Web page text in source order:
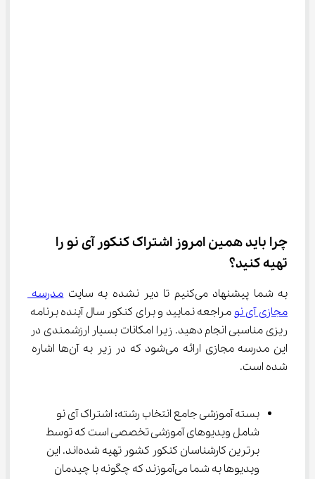
چرا باید همین امروز اشتراک کنکور آی نو را
تهیه کنید؟
به شما پیشنهاد می‌کنیم تا دیر نشده به سایت
مدرسه
مجازی آی نو مراجعه نمایید و برای کنکور سال آینده برنامه
ریزی مناسبی انجام دهید. زیرا امکانات بسیار ارزشمندی در
این مدرسه مجازی ارائه می‌شود که در زیر به آن‌ها اشاره
شده است.
بسته آموزشی جامع انتخاب رشته: اشتراک آی نو
شامل ویدیوهای آموزشی تخصصی است که توسط
برترین کارشناسان کنکور کشور تهیه شده‌اند. این
ویدیوها به شما می‌آموزند که چگونه با چیدمان